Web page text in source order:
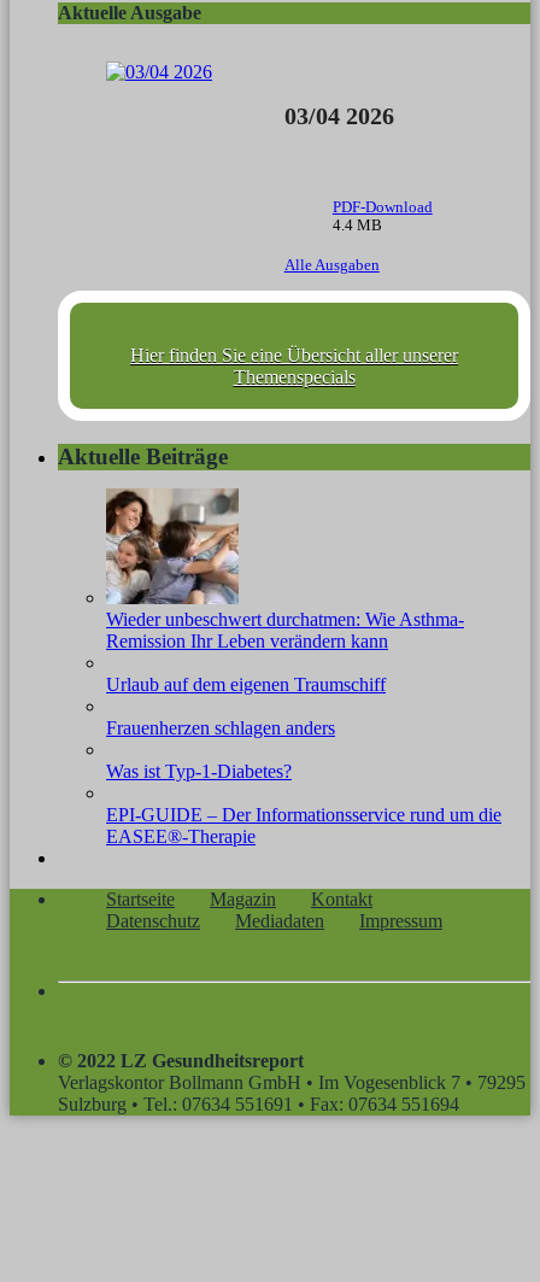
Aktuelle Ausgabe
03/04 2026
PDF-Download
4.4 MB
Alle Ausgaben
Hier finden Sie eine Übersicht aller unserer
Themenspecials
Aktuelle Beiträge
Wieder unbeschwert durchatmen: Wie Asthma-
Remission Ihr Leben verändern kann
Urlaub auf dem eigenen Traumschiff
Frauenherzen schlagen anders
Was ist Typ-1-Diabetes?
EPI-GUIDE – Der Informationsservice rund um die
EASEE®-Therapie
Startseite Magazin
Kontakt
Datenschutz
Mediadaten Impressum
© 2022 LZ Gesundheitsreport
Verlagskontor Bollmann GmbH • Im Vogesenblick 7 • 79295
Sulzburg • Tel.: 07634 551691 • Fax: 07634 551694